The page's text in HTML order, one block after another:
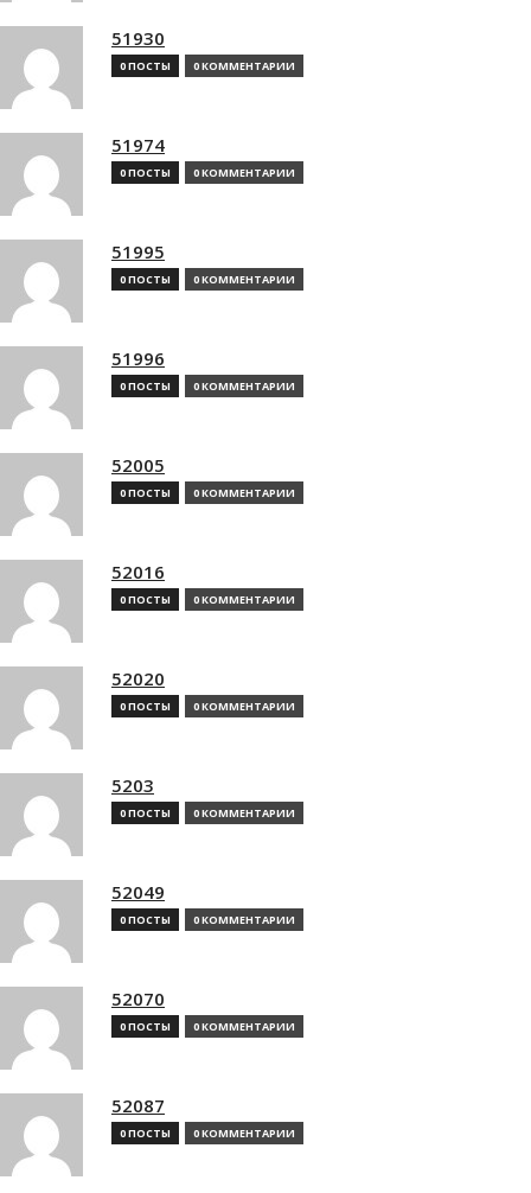
51930
0 ПОСТЫ 0 КОММЕНТАРИИ
51974
0 ПОСТЫ 0 КОММЕНТАРИИ
51995
0 ПОСТЫ 0 КОММЕНТАРИИ
51996
0 ПОСТЫ 0 КОММЕНТАРИИ
52005
0 ПОСТЫ 0 КОММЕНТАРИИ
52016
0 ПОСТЫ 0 КОММЕНТАРИИ
52020
0 ПОСТЫ 0 КОММЕНТАРИИ
5203
0 ПОСТЫ 0 КОММЕНТАРИИ
52049
0 ПОСТЫ 0 КОММЕНТАРИИ
52070
0 ПОСТЫ 0 КОММЕНТАРИИ
52087
0 ПОСТЫ 0 КОММЕНТАРИИ